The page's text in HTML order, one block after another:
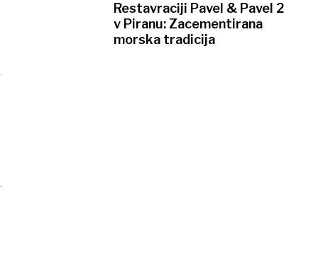
Restavraciji Pavel & Pavel 2
v Piranu: Zacementirana
morska tradicija